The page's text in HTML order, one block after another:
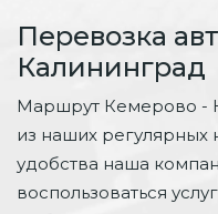
Перевозка
Калининград
Маршрут Кемерово -
из наших регулярных
удобства наша
воспользоваться